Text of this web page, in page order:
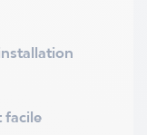
facile